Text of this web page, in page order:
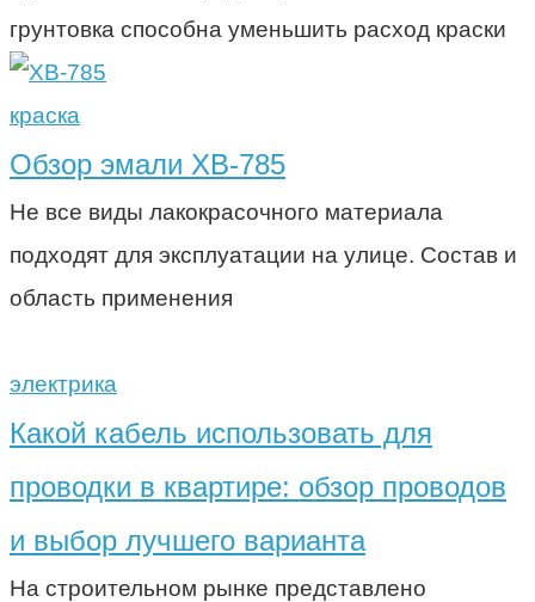
грунтовка способна уменьшить расход краски
краска
Обзор эмали ХВ-785
Не все виды лакокрасочного материала
подходят для эксплуатации на улице. Состав и
область применения
электрика
Какой кабель использовать для
проводки в квартире: обзор проводов
и выбор лучшего варианта
На строительном рынке представлено